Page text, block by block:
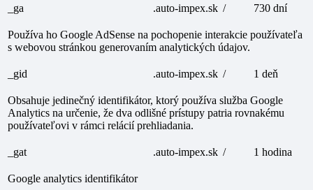
_ga
.auto-impex.sk / 730 dní
Používa ho Google AdSense na pochopenie interakcie používateľa
s webovou stránkou generovaním analytických údajov.
_gid .auto-impex.sk / 1 deň
Obsahuje jedinečný identifikátor, ktorý používa služba Google
Analytics na určenie, že dva odlišné prístupy patria rovnakému
používateľovi v rámci relácií prehliadania.
_gat .auto-impex.sk / 1 hodina
Google analytics identifikátor